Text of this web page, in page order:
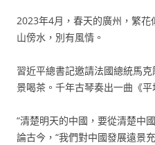
2023年4月，春天的廣州，繁
山傍水，別有風情。
習近平總書記邀請法國總統馬
景喝茶。千年古琴奏出一曲《
“清楚明天的中國，要從清楚中
論古今，“我們對中國發展遠景